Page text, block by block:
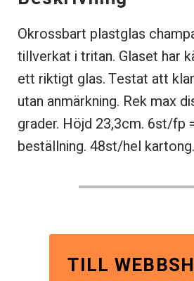
Okrossbart plastglas
tillverkat i tritan. Glaset har
ett riktigt glas. Testat att
utan anmärkning. Rek max
grader. Höjd 23,3cm. 6st/fp
beställning. 48st/hel kartong.
TILL